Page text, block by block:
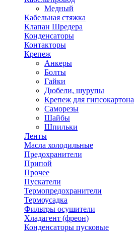
Медный
Кабельная стяжка
Клапан Шредера
Конденсаторы
Контакторы
Крепеж
Анкеры
Болты
Гайки
Дюбели, шурупы
Крепеж для гипсокартона
Саморезы
Шайбы
Шпильки
Ленты
Масла холодильные
Предохранители
Припой
Прочее
Пускатели
Термопредохранители
Термоусадка
Фильтры осушители
Хладагент (фреон)
Конденсаторы пусковые